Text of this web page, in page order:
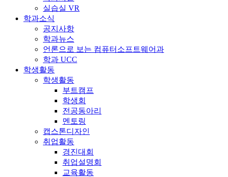
실습실 VR
학과소식
공지사항
학과뉴스
언론으로 보는 컴퓨터소프트웨어과
학과 UCC
학생활동
학생활동
부트캠프
학생회
전공동아리
멘토링
캡스톤디자인
취업활동
경진대회
취업설명회
교육활동